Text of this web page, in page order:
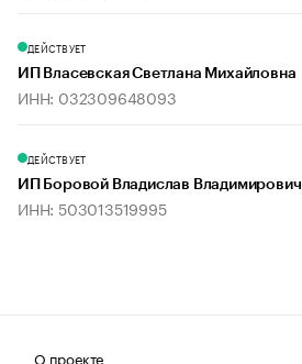
ДЕЙСТВУЕТ
ИП Власевская Светлана Михайловна
ИНН: 032309648093
ДЕЙСТВУЕТ
ИП Боровой Владислав Владимирович
ИНН: 503013519995
О проекте